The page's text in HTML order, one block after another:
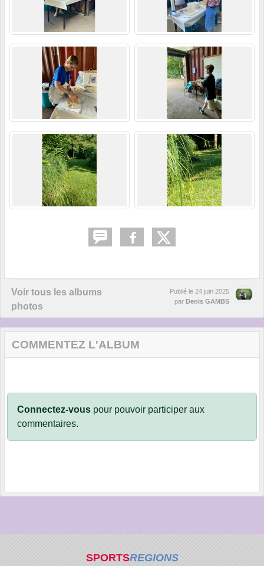
Voir tous les albums
photos
Publié le 24 juin 2025
par Denis GAMBS
COMMENTEZ L'ALBUM
Connectez-vous pour pouvoir participer aux
commentaires.
SPORTSREGIONS